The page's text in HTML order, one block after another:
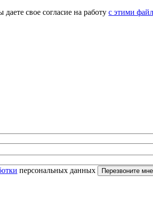
свое согласие на работу с этими
персональных данных